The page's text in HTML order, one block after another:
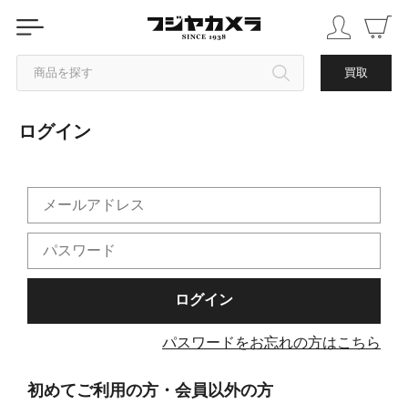
商品を探す 買取
カテゴリから探す
中古品を探す
ログイン
パスワードをお忘れの方はこちら
初めてご利用の方・会員以外の方